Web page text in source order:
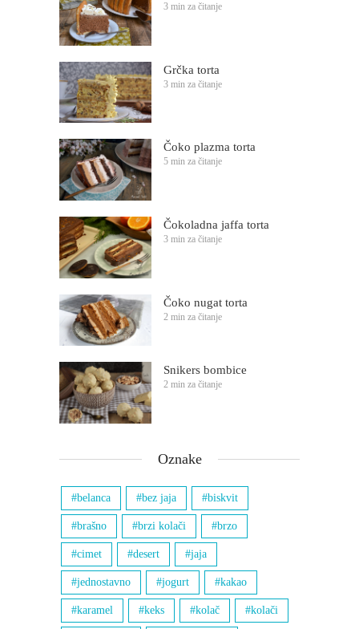
3 min za čitanje
Grčka torta
3 min za čitanje
Čoko plazma torta
5 min za čitanje
Čokoladna jaffa torta
3 min za čitanje
Čoko nugat torta
2 min za čitanje
Snikers bombice
2 min za čitanje
Oznake
belanca bez jaja biskvit
brašno brzi kolači brzo
cimet desert jaja
jednostavno jogurt kakao
karamel keks kolač kolači